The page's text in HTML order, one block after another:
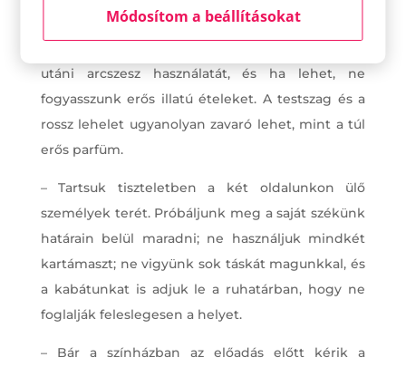
és a jelenlévő emberek viselkedését sem.
utáni arcszesz használatát, és ha lehet, ne
fogyasszunk erős illatú ételeket. A testszag és a
rossz lehelet ugyanolyan zavaró lehet, mint a túl
erős parfüm.
– Tartsuk tiszteletben a két oldalunkon ülő
személyek terét. Próbáljunk meg a saját székünk
határain belül maradni; ne használjuk mindkét
kartámaszt; ne vigyünk sok táskát magunkkal, és
a kabátunkat is adjuk le a ruhatárban, hogy ne
foglalják feleslegesen a helyet.
– Bár a színházban az előadás előtt kérik a
Módosítom a beállításokat